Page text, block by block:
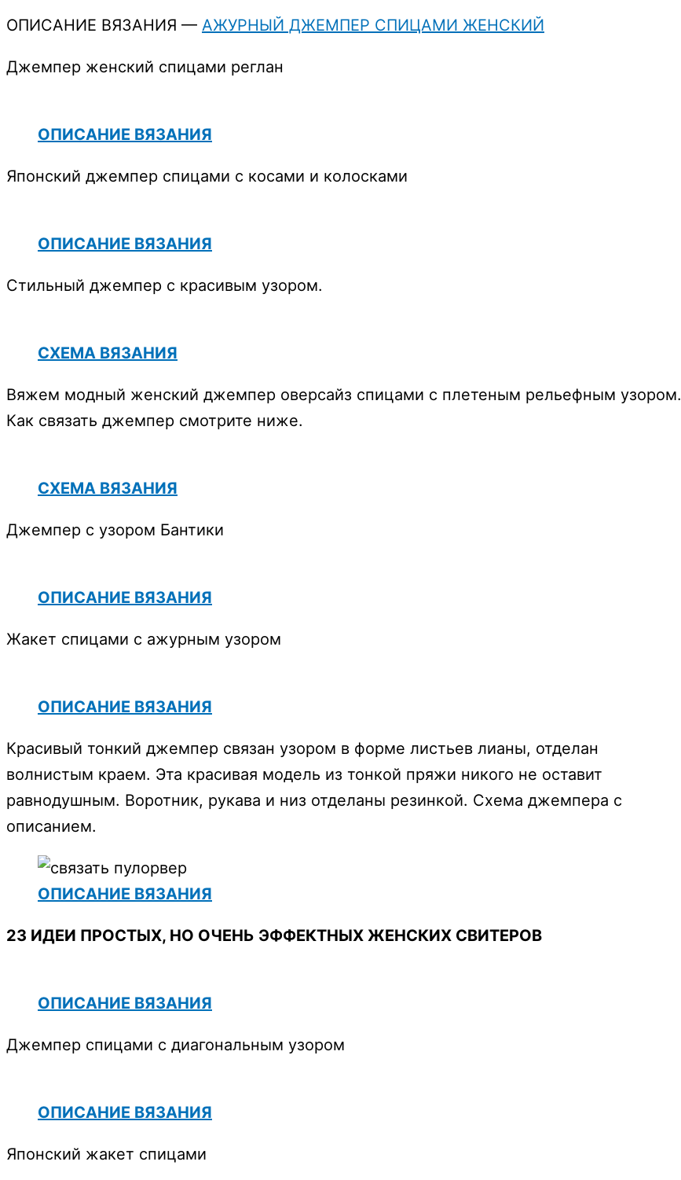
ОПИСАНИЕ ВЯЗАНИЯ — АЖУРНЫЙ ДЖЕМПЕР СПИЦАМИ ЖЕНСКИЙ
Джемпер женский спицами реглан
ОПИСАНИЕ ВЯЗАНИЯ
Японский джемпер спицами с косами и колосками
ОПИСАНИЕ ВЯЗАНИЯ
Стильный джемпер с красивым узором.
СХЕМА ВЯЗАНИЯ
Вяжем модный женский джемпер оверсайз спицами с плетеным рельефным узором.
Как связать джемпер смотрите ниже.
СХЕМА ВЯЗАНИЯ
Джемпер с узором Бантики
ОПИСАНИЕ ВЯЗАНИЯ
Жакет спицами с ажурным узором
ОПИСАНИЕ ВЯЗАНИЯ
Красивый тонкий джемпер связан узором в форме листьев лианы, отделан
волнистым краем. Эта красивая модель из тонкой пряжи никого не оставит
равнодушным. Воротник, рукава и низ отделаны резинкой. Схема джемпера с
описанием.
ОПИСАНИЕ ВЯЗАНИЯ
23 ИДЕИ ПРОСТЫХ, НО ОЧЕНЬ ЭФФЕКТНЫХ ЖЕНСКИХ СВИТЕРОВ
ОПИСАНИЕ ВЯЗАНИЯ
Джемпер спицами с диагональным узором
ОПИСАНИЕ ВЯЗАНИЯ
Японский жакет спицами